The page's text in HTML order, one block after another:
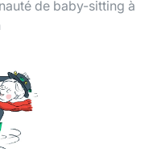
de baby-sitting à